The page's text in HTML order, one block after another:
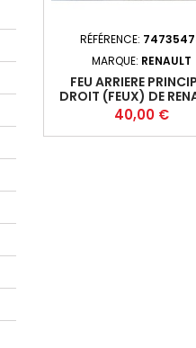
RÉFÉRENCE:
MARQUE: RENAULT
FEU ARRIERE
DROIT (FEUX) DE
SCENIC 2 PHASE 1
Prix
40,00 €